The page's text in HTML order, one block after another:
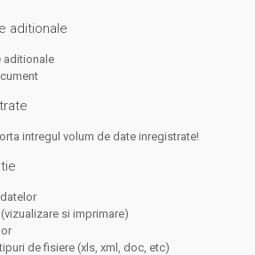
aditionale
aditionale
intregul volum de date inregistrate!
si imprimare)
de fisiere (xls, xml, doc, etc)